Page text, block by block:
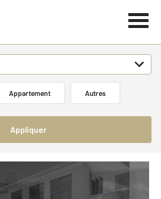
Appartement Autres
Appliquer